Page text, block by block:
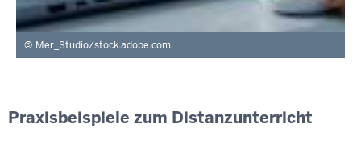
Mer_Studio/stock.adobe.com
Praxisbeispiele zum Distanzunterricht